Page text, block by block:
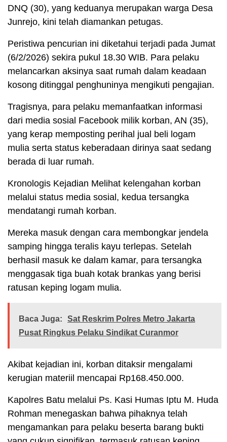
DNQ (30), yang keduanya merupakan warga Desa
Junrejo, kini telah diamankan petugas.
Peristiwa pencurian ini diketahui terjadi pada Jumat
(6/2/2026) sekira pukul 18.30 WIB. Para pelaku
melancarkan aksinya saat rumah dalam keadaan
kosong ditinggal penghuninya mengikuti pengajian.
Tragisnya, para pelaku memanfaatkan informasi
dari media sosial Facebook milik korban, AN (35),
yang kerap memposting perihal jual beli logam
mulia serta status keberadaan dirinya saat sedang
berada di luar rumah.
Kronologis Kejadian Melihat kelengahan korban
melalui status media sosial, kedua tersangka
mendatangi rumah korban.
Mereka masuk dengan cara membongkar jendela
samping hingga teralis kayu terlepas. Setelah
berhasil masuk ke dalam kamar, para tersangka
menggasak tiga buah kotak brankas yang berisi
ratusan keping logam mulia.
Baca Juga:
Sat Reskrim Polres Metro Jakarta
Pusat Ringkus Pelaku Sindikat Curanmor
Akibat kejadian ini, korban ditaksir mengalami
kerugian materiil mencapai Rp168.450.000.
Kapolres Batu melalui Ps. Kasi Humas Iptu M. Huda
Rohman menegaskan bahwa pihaknya telah
mengamankan para pelaku beserta barang bukti